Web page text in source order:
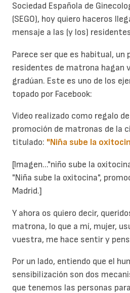
Sociedad Española de
(SEGO), hoy quiero haceros
mensaje a las (y los)
Parece ser que es habitual, un
residentes de matrona hagan
gradúan. Este es uno de los
topado por Facebook:
Video realizado como regalo
promoción de matronas de la
titulado: "Niña sube la
[Imagen..."niño sube la
"Niña sube la oxitocina",
Madrid.]
Y ahora os quiero decir,
matrona, lo que a mí, mujer,
vuestra, me hace sentir y
Por un lado, entiendo que el
sensibilización son dos
que tenemos las personas